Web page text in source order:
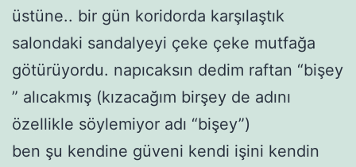
üstüne.. bir gün koridorda karşılaştık
salondaki sandalyeyi çeke çeke mutfağa
götürüyordu. napıcaksın dedim raftan “bişey
” alıcakmış (kızacağım birşey de adını
özellikle söylemiyor adı “bişey”)
ben şu kendine güveni kendi işini kendin